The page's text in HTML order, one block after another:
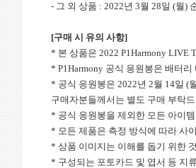
- 그 외 상품 : 2022년 3월 28일 (월)
[구매 시 유의 사항]
* 본 상품은 2022 P1Harmony LIVE
* P1Harmony 공식 응원봉은 배터
* 공식 응원봉은 2022년 2월 14일 (
구매자분들께서는 별도 구매 부탁
* 공식 응원봉을 제외한 모든 아이
* 모든 제품은 측정 방식에 따라 사
* 상품 이미지는 이해를 돕기 위한
* 구성되는 포토카드 및 엽서 등 지